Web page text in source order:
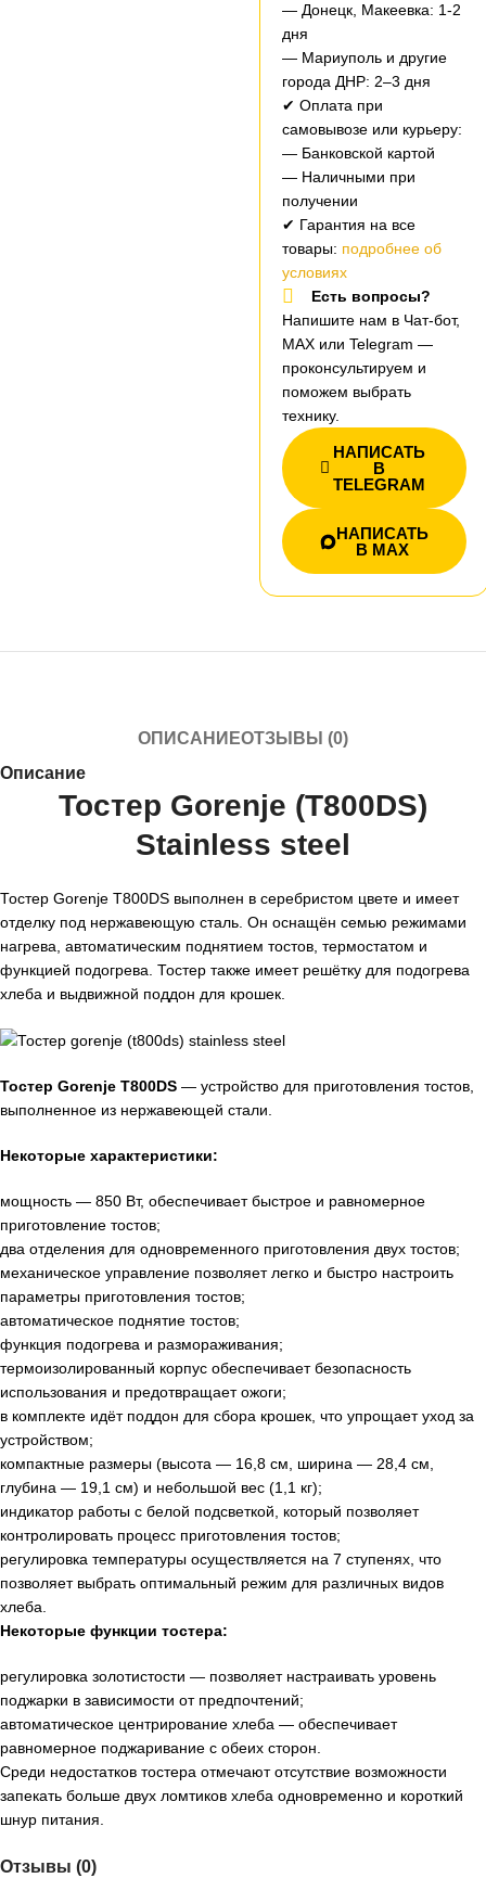
— Донецк, Макеевка: 1-2
дня
— Мариуполь и другие
города ДНР: 2–3 дня
✔ Оплата при
самовывозе или курьеру:
— Банковской картой
— Наличными при
получении
✔ Гарантия на все
товары: подробнее об
условиях
Есть вопросы?
Напишите нам в Чат-бот,
MAX или Telegram —
проконсультируем и
поможем выбрать
технику.
НАПИСАТЬ
В
TELEGRAM
НАПИСАТЬ
В MAX
ОПИСАНИЕОТЗЫВЫ (0)
Описание
Тостер Gorenje (T800DS)
Stainless steel
Тостер Gorenje T800DS выполнен в серебристом цвете и имеет
отделку под нержавеющую сталь. Он оснащён семью режимами
нагрева, автоматическим поднятием тостов, термостатом и
функцией подогрева. Тостер также имеет решётку для подогрева
хлеба и выдвижной поддон для крошек.
Тостер Gorenje T800DS — устройство для приготовления тостов,
выполненное из нержавеющей стали.
Некоторые характеристики:
мощность — 850 Вт, обеспечивает быстрое и равномерное
приготовление тостов;
два отделения для одновременного приготовления двух тостов;
механическое управление позволяет легко и быстро настроить
параметры приготовления тостов;
автоматическое поднятие тостов;
функция подогрева и размораживания;
термоизолированный корпус обеспечивает безопасность
использования и предотвращает ожоги;
в комплекте идёт поддон для сбора крошек, что упрощает уход за
устройством;
компактные размеры (высота — 16,8 см, ширина — 28,4 см,
глубина — 19,1 см) и небольшой вес (1,1 кг);
индикатор работы с белой подсветкой, который позволяет
контролировать процесс приготовления тостов;
регулировка температуры осуществляется на 7 ступенях, что
позволяет выбрать оптимальный режим для различных видов
хлеба.
Некоторые функции тостера:
регулировка золотистости — позволяет настраивать уровень
поджарки в зависимости от предпочтений;
автоматическое центрирование хлеба — обеспечивает
равномерное поджаривание с обеих сторон.
Среди недостатков тостера отмечают отсутствие возможности
запекать больше двух ломтиков хлеба одновременно и короткий
шнур питания.
Отзывы (0)